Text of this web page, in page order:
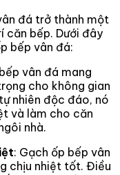
đá trở thành một
căn bếp. Dưới đây
bếp vân đá:
vân đá mang
cho không gian
nhiên độc đáo, nó
và làm cho căn
nhà.
: Gạch ốp bếp vân
chịu nhiệt tốt. Điều